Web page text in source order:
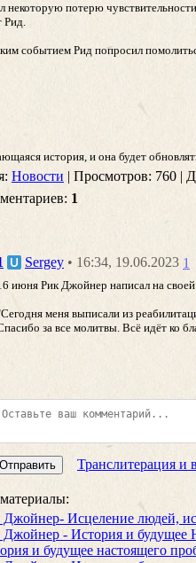
некоторую потерю
Рид.
событием Рид попросил
история, и она будет
Новости | Просмотров: 760 |
1
Sergey • 16:34, 19.06.2023 1
июня Рик Джойнер написал на
меня выписали из
за все молитвы. Всё идёт ко
Отправить Транслитерация и
Джойнер- Исцеление людей,
- История и будущее
и будущее настоящего